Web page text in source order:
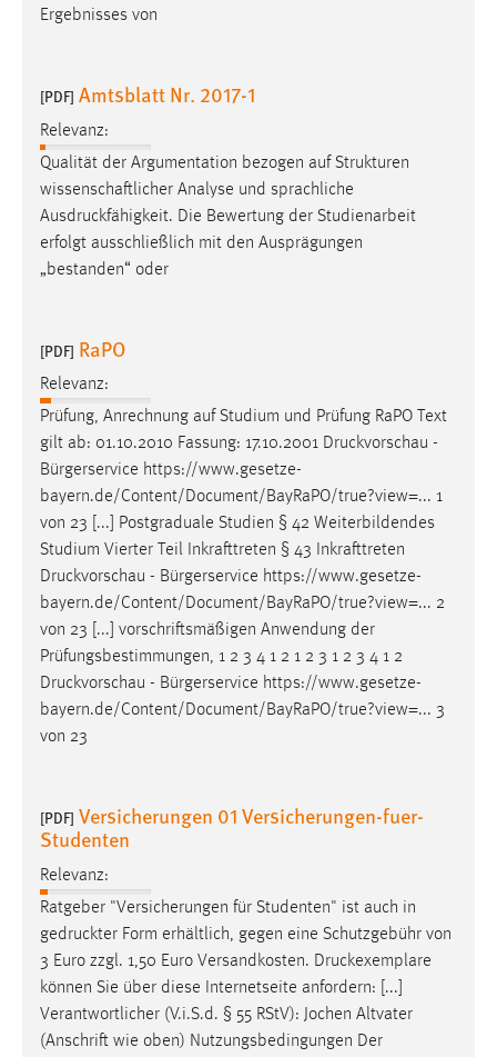
Ergebnisses von
[PDF] Amtsblatt Nr. 2017-1
Relevanz:
Qualität der Argumentation bezogen auf Strukturen
wissenschaftlicher Analyse und sprachliche
Ausdruckfähigkeit. Die Bewertung der Studienarbeit
erfolgt ausschließlich mit den Ausprägungen
„bestanden“ oder
[PDF] RaPO
Relevanz:
Prüfung, Anrechnung auf Studium und Prüfung RaPO Text
gilt ab: 01.10.2010 Fassung: 17.10.2001 Druckvorschau -
Bürgerservice https://www.gesetze-
bayern.de/Content/Document/BayRaPO/true?view=... 1
von 23 [...] Postgraduale Studien § 42 Weiterbildendes
Studium Vierter Teil Inkrafttreten § 43 Inkrafttreten
Druckvorschau - Bürgerservice https://www.gesetze-
bayern.de/Content/Document/BayRaPO/true?view=... 2
von 23 [...] vorschriftsmäßigen Anwendung der
Prüfungsbestimmungen, 1 2 3 4 1 2 1 2 3 1 2 3 4 1 2
Druckvorschau - Bürgerservice https://www.gesetze-
bayern.de/Content/Document/BayRaPO/true?view=... 3
von 23
[PDF] Versicherungen 01 Versicherungen-fuer-
Studenten
Relevanz:
Ratgeber "Versicherungen für Studenten" ist auch in
gedruckter Form erhältlich, gegen eine Schutzgebühr von
3 Euro zzgl. 1,50 Euro Versandkosten. Druckexemplare
können Sie über diese Internetseite anfordern: [...]
Verantwortlicher (V.i.S.d. § 55 RStV): Jochen Altvater
(Anschrift wie oben) Nutzungsbedingungen Der